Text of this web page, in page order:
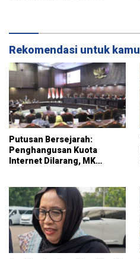
Rekomendasi untuk kamu
Putusan Bersejarah:
Penghangusan Kuota
Internet Dilarang, MK